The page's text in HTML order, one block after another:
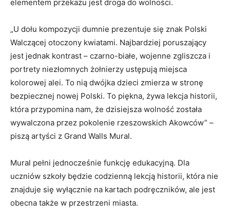
elementem przekazu jest droga do wolności.
„U dołu kompozycji dumnie prezentuje się znak Polski
Walczącej otoczony kwiatami. Najbardziej poruszający
jest jednak kontrast – czarno-białe, wojenne zgliszcza i
portrety niezłomnych żołnierzy ustępują miejsca
kolorowej alei. To nią dwójka dzieci zmierza w stronę
bezpiecznej nowej Polski. To piękna, żywa lekcja historii,
która przypomina nam, że dzisiejsza wolność została
wywalczona przez pokolenie rzeszowskich Akowców” –
piszą artyści z Grand Walls Mural.
Mural pełni jednocześnie funkcję edukacyjną. Dla
uczniów szkoły będzie codzienną lekcją historii, która nie
znajduje się wyłącznie na kartach podręczników, ale jest
obecna także w przestrzeni miasta.